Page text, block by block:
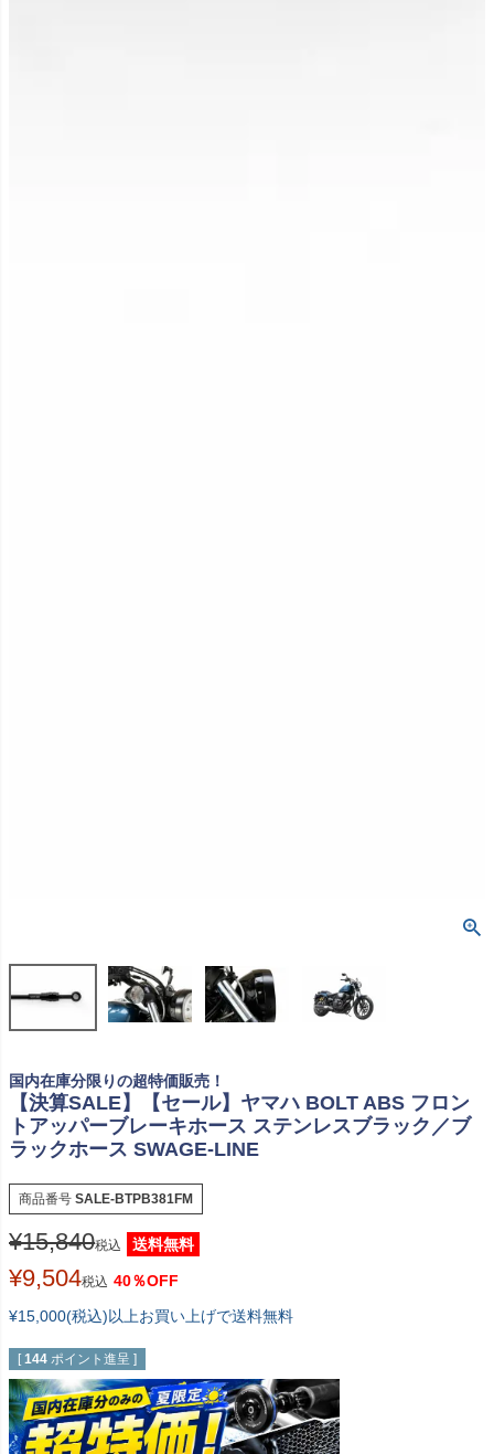
国内在庫分限りの超特価販売！
【決算SALE】【セール】ヤマハ BOLT ABS フロン
トアッパーブレーキホース ステンレスブラック／ブ
ラックホース SWAGE-LINE
商品番号 SALE-BTPB381FM
¥15,840税込 送料無料
¥9,504税込 40％OFF
¥15,000(税込)以上お買い上げで送料無料
[ 144 ポイント進呈 ]